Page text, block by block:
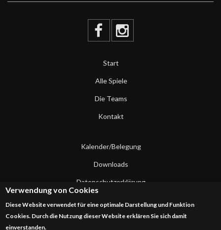
Start
Alle Spiele
Die Teams
Kontakt
Kalender/Belegung
Downloads
Datenschutzerklärung
Kontakt
Verwendung von Cookies
Diese Website verwendet für eine optimale Darstellung und Funktion
Cookies. Durch die Nutzung dieser Website erklären Sie sich damit
einverstanden.